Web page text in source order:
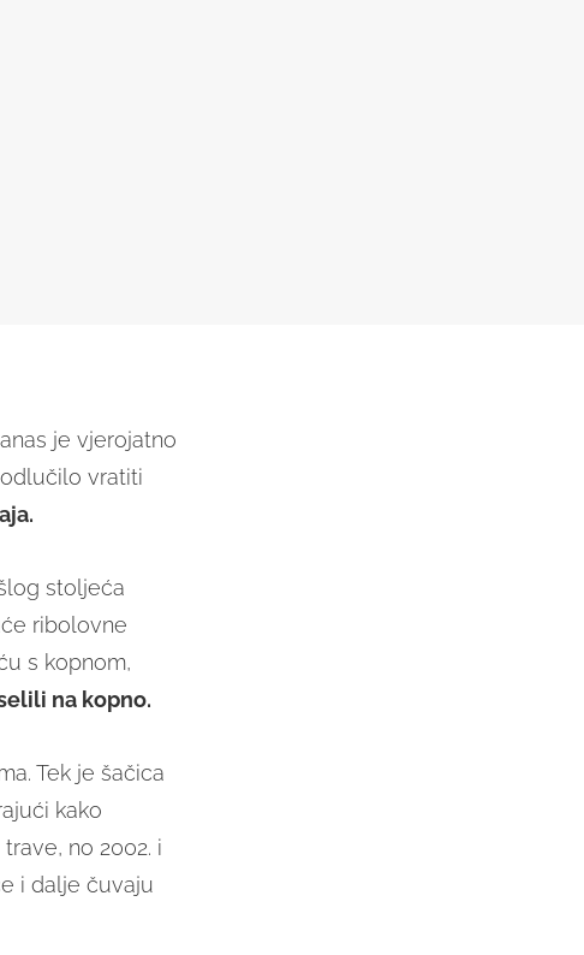
je vjerojatno
vratiti
stoljeća
ribolovne
s kopnom,
na kopno.
Tek je šačica
kako
no 2002. i
i dalje čuvaju